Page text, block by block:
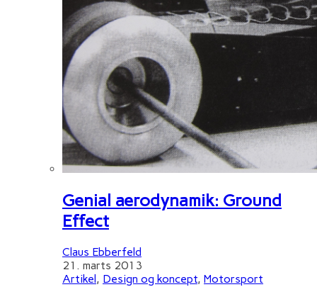
Genial aerodynamik: Ground
Effect
Claus Ebberfeld
21. marts 2013
Artikel, Design og koncept, Motorsport